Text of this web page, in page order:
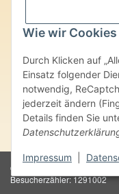
Wie wir
Durch Klicken auf
Einsatz folgender
notwendig,
jederzeit ändern
Details finden Sie
Impressum
besondere Kräfte
ausdrücklich darauf
heilender Wirkungen
überlassenen
wissenschaftlich
beruhen
Erfahrung. Unsere
oder Heilpraktiker und
stellen unsere
Therapieform dar.
© Karin Philippin -
Besucherzähler: 1291002